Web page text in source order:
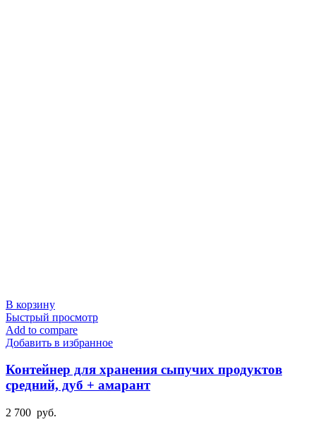
В корзину
Быстрый просмотр
Add to compare
Добавить в избранное
Контейнер для хранения сыпучих продуктов
средний, дуб + амарант
2 700 руб.